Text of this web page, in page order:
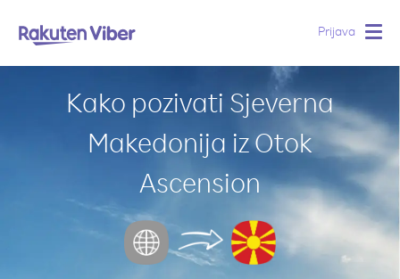
Prijava
Kako pozivati Sjeverna
Makedonija iz Otok
Ascension